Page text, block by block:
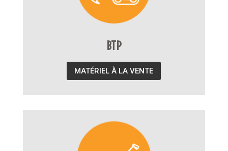
BTP
MATÉRIEL À LA VENTE